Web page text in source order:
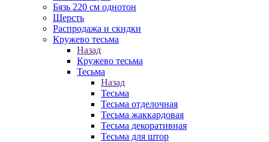
Бязь 220 см однотон
Шерсть
Распродажа и скидки
Кружево тесьма
Назад
Кружево тесьма
Тесьма
Назад
Тесьма
Тесьма отделочная
Тесьма жаккардовая
Тесьма декоративная
Тесьма для штор